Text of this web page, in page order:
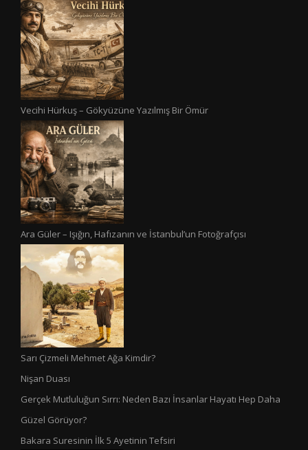
Vecihi Hürkuş – Gökyüzüne Yazılmış Bir Ömür
Ara Güler – Işığın, Hafızanın ve İstanbul’un Fotoğrafçısı
Sarı Çizmeli Mehmet Ağa Kimdir?
Nişan Duası
Gerçek Mutluluğun Sırrı: Neden Bazı İnsanlar Hayatı Hep Daha
Güzel Görüyor?
Bakara Suresinin İlk 5 Ayetinin Tefsiri